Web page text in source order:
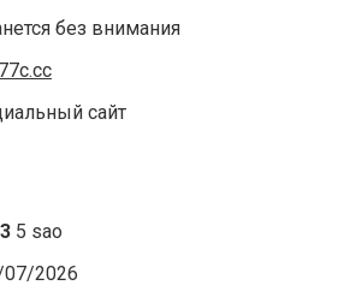
без внимания
сайт
3 5 sao
2026